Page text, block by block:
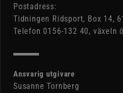
Postadress:
Tidningen Ridsport, Box 14,
Telefon 0156-132 40, växeln
Ansvarig utgivare
Susanne Tornberg